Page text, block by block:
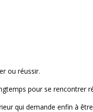
ou réussir.
pour se rencontrer
qui demande enfin à